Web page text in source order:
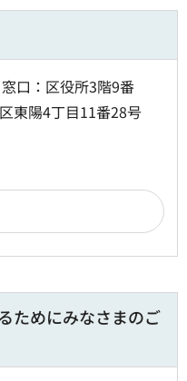
口：区役所3階9番
東陽4丁目11番28号
ためにみなさまのご